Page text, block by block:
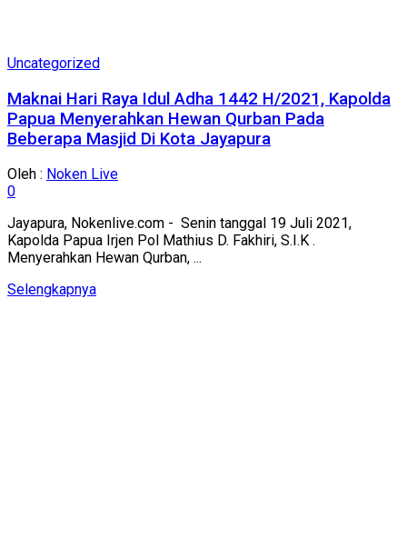
Uncategorized
Maknai Hari Raya Idul Adha 1442 H/2021, Kapolda
Papua Menyerahkan Hewan Qurban Pada
Beberapa Masjid Di Kota Jayapura
Oleh : Noken Live
0
Jayapura, Nokenlive.com - Senin tanggal 19 Juli 2021,
Kapolda Papua Irjen Pol Mathius D. Fakhiri, S.I.K .
Menyerahkan Hewan Qurban, ...
SelengkapnyaDetails